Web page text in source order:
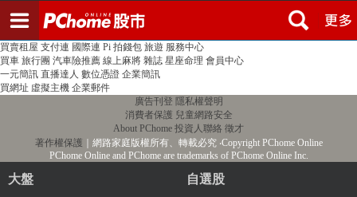
PChome首頁 線上購物 24h購物 書店
買賣租屋 支付連 國際連 Pi 拍錢包 旅遊 服務中心
買車 旅行團 汽車險推薦 線上麻將 雜誌 星座命理 會員中心
一元簡訊 直播達人 數位憑證 企業簡訊
買網址 虛擬主機 企業郵件
廣告刊登 隱私權聲明
消費者保護 兒童網路安全
About PChome 投資人聯絡 徵才
著作權保護 ｜網路家庭版權所有、轉載必究‧Copyright PChome Online
PChome Online and PChome are trademarks of PChome Online Inc.
大盤 自選股